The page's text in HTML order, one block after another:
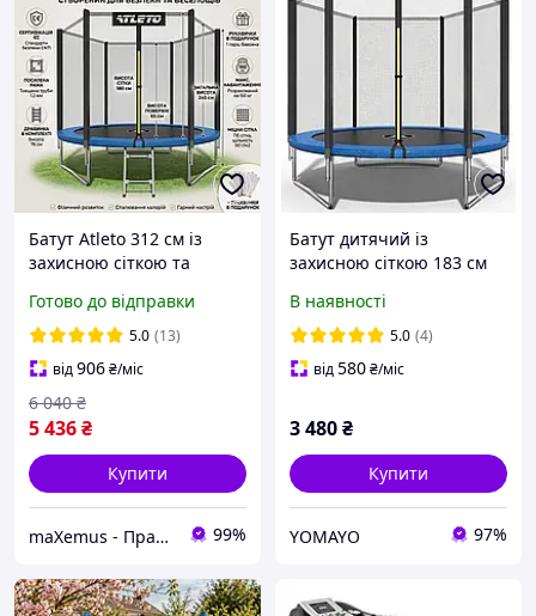
Батут Atleto 312 см із
захисною сіткою та
(навантаження до 150 кг)
для дітей та дорослих
Готово до відправки
5.0 (13)
від906₴/міс
5 436₴
6 040 ₴
Купити
maXemus - Працюємо по максимуму 99%
Батут дитячий із
захисною сіткою 183 см
подарунок / Батути для
дітей для ігор на вулиці
В наявності
5.0 (4)
від580₴/міс
3 480₴
Купити
YOMAYO 97%